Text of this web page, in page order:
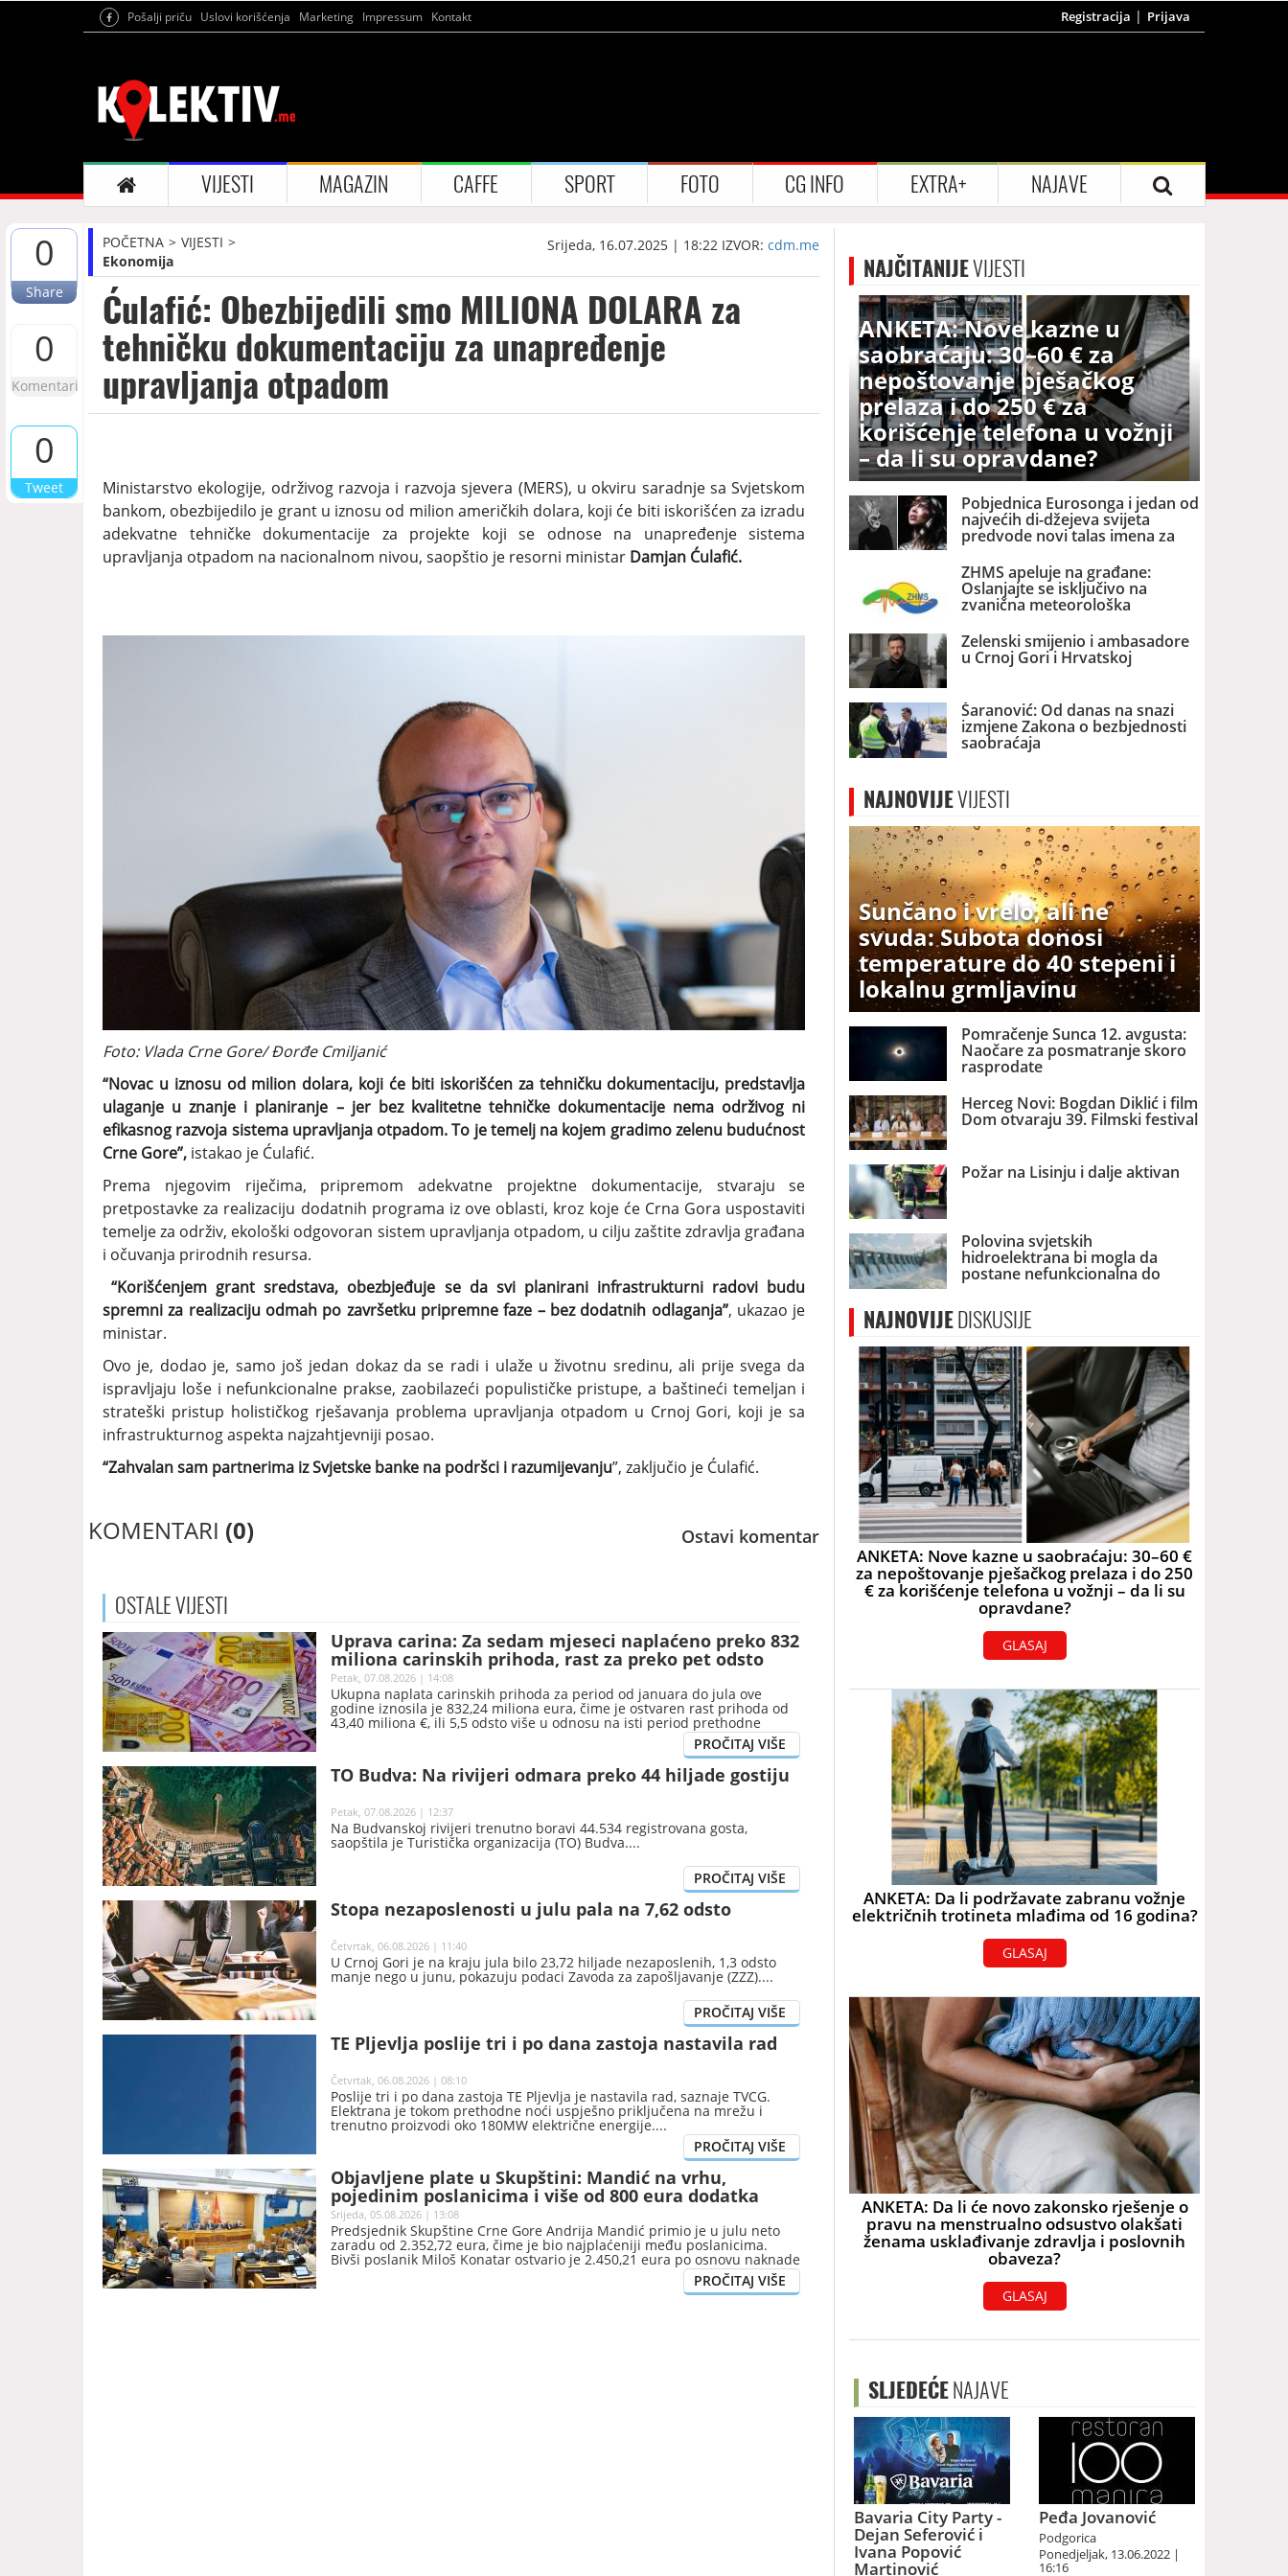
Pošalji priču Uslovi korišćenja Marketing Impressum Kontakt Registracija Prijava
VIJESTI MAGAZIN CAFFE SPORT FOTO CG INFO EXTRA+ NAJAVE
0
Share
0
Komentari
0
Tweet
POČETNA
VIJESTI
Ekonomija
Srijeda, 16.07.2025 | 18:22 IZVOR:cdm.me
Ćulafić: Obezbijedili smo MILIONA DOLARA za
tehničku dokumentaciju za unapređenje
upravljanja otpadom
Ministarstvo ekologije, održivog razvoja i razvoja sjevera (MERS), u okviru saradnje sa Svjetskom
bankom, obezbijedilo je grant u iznosu od milion američkih dolara, koji će biti iskorišćen za izradu
adekvatne tehničke dokumentacije za projekte koji se odnose na unapređenje sistema
upravljanja otpadom na nacionalnom nivou, saopštio je resorni ministar Damjan Ćulafić.
Foto: Vlada Crne Gore/ Đorđe Cmiljanić
“Novac u iznosu od milion dolara, koji će biti iskorišćen za tehničku dokumentaciju, predstavlja
ulaganje u znanje i planiranje – jer bez kvalitetne tehničke dokumentacije nema održivog ni
efikasnog razvoja sistema upravljanja otpadom. To je temelj na kojem gradimo zelenu budućnost
Crne Gore”, istakao je Ćulafić.
Prema njegovim riječima, pripremom adekvatne projektne dokumentacije, stvaraju se
pretpostavke za realizaciju dodatnih programa iz ove oblasti, kroz koje će Crna Gora uspostaviti
temelje za održiv, ekološki odgovoran sistem upravljanja otpadom, u cilju zaštite zdravlja građana
i očuvanja prirodnih resursa.
“Korišćenjem grant sredstava, obezbjeđuje se da svi planirani infrastrukturni radovi budu
spremni za realizaciju odmah po završetku pripremne faze – bez dodatnih odlaganja”, ukazao je
ministar.
Ovo je, dodao je, samo još jedan dokaz da se radi i ulaže u životnu sredinu, ali prije svega da
ispravljaju loše i nefunkcionalne prakse, zaobilazeći populističke pristupe, a baštineći temeljan i
strateški pristup holističkog rješavanja problema upravljanja otpadom u Crnoj Gori, koji je sa
infrastrukturnog aspekta najzahtjevniji posao.
“Zahvalan sam partnerima iz Svjetske banke na podršci i razumijevanju”, zaključio je Ćulafić.
KOMENTARI (0) Ostavi komentar
OSTALEVIJESTI
Uprava carina: Za sedam mjeseci naplaćeno preko 832
miliona carinskih prihoda, rast za preko pet odsto
Petak, 07.08.2026 | 14:08
Ukupna naplata carinskih prihoda za period od januara do jula ove
godine iznosila je 832,24 miliona eura, čime je ostvaren rast prihoda od
43,40 miliona €, ili 5,5 odsto više u odnosu na isti period prethodne
TO Budva: Na rivijeri odmara preko 44 hiljade gostiju
Petak, 07.08.2026 | 12:37
Na Budvanskoj rivijeri trenutno boravi 44.534 registrovana gosta,
saopštila je Turistička organizacija (TO) Budva.
Stopa nezaposlenosti u julu pala na 7,62 odsto
Četvrtak, 06.08.2026 | 11:40
U Crnoj Gori je na kraju jula bilo 23,72 hiljade nezaposlenih, 1,3 odsto
manje nego u junu, pokazuju podaci Zavoda za zapošljavanje (ZZZ).
TE Pljevlja poslije tri i po dana zastoja nastavila rad
Četvrtak, 06.08.2026 | 08:10
Poslije tri i po dana zastoja TE Pljevlja je nastavila rad, saznaje TVCG.
Elektrana je tokom prethodne noći uspješno priključena na mrežu i
trenutno proizvodi oko 180MW električne energije.
Objavljene plate u Skupštini: Mandić na vrhu,
pojedinim poslanicima i više od 800 eura dodatka
Srijeda, 05.08.2026 | 13:08
Predsjednik Skupštine Crne Gore Andrija Mandić primio je u julu neto
zaradu od 2.352,72 eura, čime je bio najplaćeniji među poslanicima.
Bivši poslanik Miloš Konatar ostvario je 2.450,21 eura po osnovu naknade
nakon prestanka funkcije, pokazuju podaci o julskim primanjima koje je
NAJČITANIJEVIJESTI
ANKETA: Nove kazne u
saobraćaju: 30–60 € za
nepoštovanje pješačkog
prelaza i do 250 € za
korišćenje telefona u vožnji
– da li su opravdane?
Pobjednica Eurosonga i jedan od
najvećih di-džejeva svijeta
predvode novi talas imena za
Exitovo veliko finale ljeta u
Budvi
ZHMS apeluje na građane:
Oslanjajte se isključivo na
zvanična meteorološka
Zelenski smijenio i ambasadore
u Crnoj Gori i Hrvatskoj
Šaranović: Od danas na snazi
izmjene Zakona o bezbjednosti
saobraćaja
NAJNOVIJEVIJESTI
Sunčano i vrelo, ali ne
svuda: Subota donosi
temperature do 40 stepeni i
lokalnu grmljavinu
Pomračenje Sunca 12. avgusta:
Naočare za posmatranje skoro
rasprodate
Herceg Novi: Bogdan Diklić i film
Dom otvaraju 39. Filmski festival
Požar na Lisinju i dalje aktivan
Polovina svjetskih
hidroelektrana bi mogla da
postane nefunkcionalna do
2060. godine
NAJNOVIJEDISKUSIJE
ANKETA: Nove kazne u saobraćaju: 30–60 €
za nepoštovanje pješačkog prelaza i do 250
€ za korišćenje telefona u vožnji – da li su
opravdane?
GLASAJ
ANKETA: Da li podržavate zabranu vožnje
električnih trotineta mlađima od 16 godina?
GLASAJ
ANKETA: Da li će novo zakonsko rješenje o
pravu na menstrualno odsustvo olakšati
ženama usklađivanje zdravlja i poslovnih
obaveza?
GLASAJ
SLJEDEĆENAJAVE
Bavaria City Party -
Dejan Seferović i
Ivana Popović
Martinović
Peđa Jovanović
Podgorica
Ponedjeljak, 13.06.2022 |
16:16